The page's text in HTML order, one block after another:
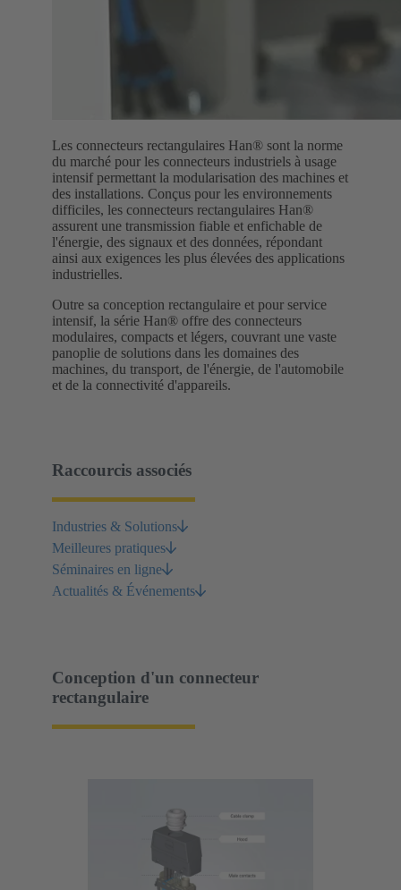
Les connecteurs rectangulaires Han® sont la norme
du marché pour les connecteurs industriels à usage
intensif permettant la modularisation des machines et
des installations. Conçus pour les environnements
difficiles, les connecteurs rectangulaires Han®
assurent une transmission fiable et enfichable de
l'énergie, des signaux et des données, répondant
ainsi aux exigences les plus élevées des applications
industrielles.
Outre sa conception rectangulaire et pour service
intensif, la série Han® offre des connecteurs
modulaires, compacts et légers, couvrant une vaste
panoplie de solutions dans les domaines des
machines, du transport, de l'énergie, de l'automobile
et de la connectivité d'appareils.
Raccourcis associés
Industries & Solutions
Meilleures pratiques
Séminaires en ligne
Actualités & Événements
Conception d'un connecteur
rectangulaire